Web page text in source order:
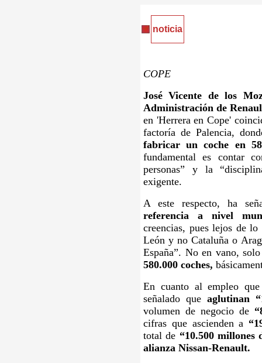
noticia
COPE
José Vicente de los
Administración de
en 'Herrera en Cope'
factoría de Palencia,
fabricar un coche en 58
fundamental es contar
personas” y la
exigente.
A este respecto, ha
referencia a nivel
creencias, pues lejos de
León y no Cataluña o
España”. No en vano,
580.000 coches,
En cuanto al empleo
señalado que aglutinan
volumen de negocio de
cifras que ascienden a
total de “10.500 millones
alianza Nissan-Renault.